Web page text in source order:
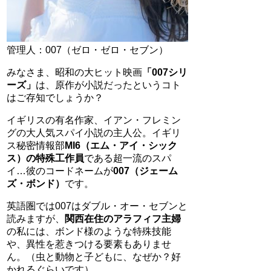
管理人：007（ゼロ・ゼロ・セブン）
みなさま、昭和の大ヒット映画 「007シリ
ーズ」 は、原作が小説だったというコト
はご存知でしょうか？
イギリスの有名作家、イアン・フレミン
グの大人気スパイ小説の主人公。イギリ
ス秘密情報部 MI6（エム・アイ・シック
ス）の特殊工作員である超一流のスパ
イ…彼のコードネームが007（ジェーム
ズ・ボンド） です。
英語圏では007はダブル・オー・セブンと
読みますが、
関西在住のアラフィフ主婦
の私には、ボンド様のような特殊技能
や、異性を惹きつける要素もありませ
ん。（虫と動物と子どもに、なぜか？好